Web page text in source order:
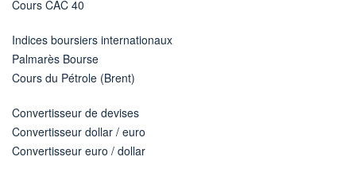
Cours CAC 40
Indices boursiers internationaux
Palmarès Bourse
Cours du Pétrole (Brent)
Convertisseur de devises
Convertisseur dollar / euro
Convertisseur euro / dollar